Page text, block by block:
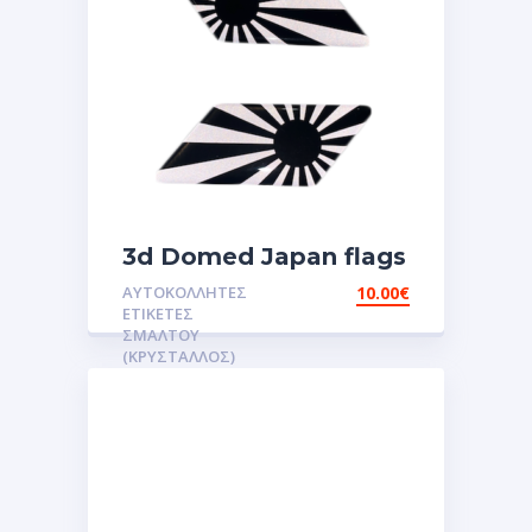
3d Domed Japan flags
reflective sticker
αυτοκόλλητες ετικέτες
3D Σμάλτου.Αυτοκόλλητα
ΑΥΤΟΚΌΛΛΗΤΕΣ
ΕΤΙΚΈΤΕΣ
ΣΜΆΛΤΟΥ
(ΚΡΥΣΤΑΛΛΟΣ)
10.00€